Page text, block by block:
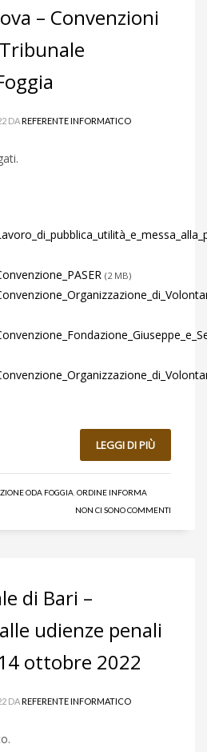
– Convenzioni
DAREFERENTE INFORMATICO
(2 MB)
LEGGI DI PIÙ
ODA FOGGIA ORDINE INFORMA
NON CI SONO COMMENTI
di Bari –
udienze penali
ottobre 2022
DAREFERENTE INFORMATICO